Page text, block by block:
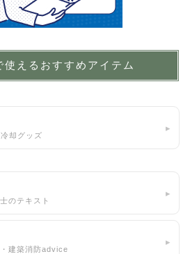
使えるおすすめアイテム
却グッズ
▸
のテキスト
▸
建築消防advice
▸